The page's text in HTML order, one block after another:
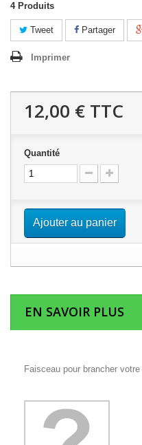
4 Produits
Tweet Partager
Imprimer
12,00 € TTC
Quantité
Ajouter au panier
EN SAVOIR PLUS
Faisceau pour brancher